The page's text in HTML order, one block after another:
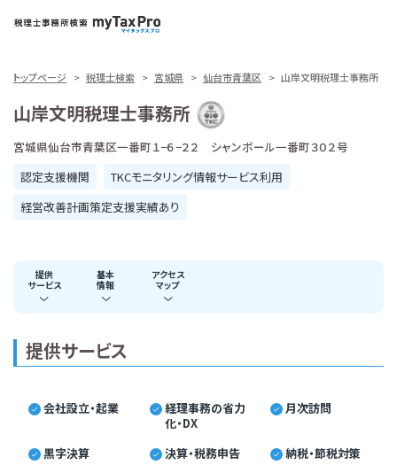
トップページ 税理士検索 宮城県 仙台市青葉区 山岸文明税理士事務所
山岸文明税理士事務所
宮城県仙台市青葉区一番町１−６−２２ シャンボール一番町３０２号
認定支援機関
TKCモニタリング情報サービス利用
経営改善計画策定支援実績あり
提供
サービス
基本
情報
アクセス
マップ
提供サービス
会社設立・起業
経理事務の省力
化・DX
月次訪問
黒字決算 決算・税務申告
納税・節税対策